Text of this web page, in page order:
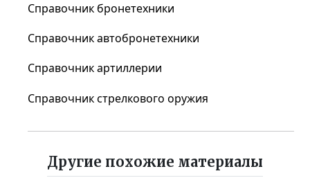
Справочник бронетехники
Справочник автобронетехники
Справочник артиллерии
Справочник стрелкового оружия
Другие похожие материалы